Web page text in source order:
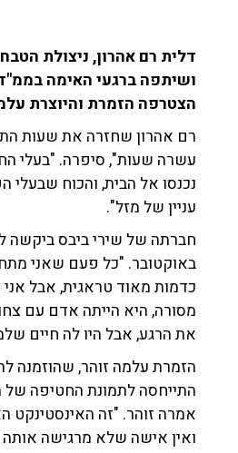
ושיתפה ברגעי האימה
הצטרפה הזמרת והיוצרת
רם אהרון שחזרה את שעות
עשרה שעות", סיפרה. "בעלי
נכנסו אל הבית, והכוח
עניין של מזל".
חברתה של שירי ביבס ביקשה
באוקטובר. "כל פעם שאני
כדמות מאוד טראגית, אבל
מסורה, היא הייתה אדם עם
את הרגע, אבל היו לה חיים
הזמרת עלמה זוהר, שהוזמנה
התייחסה לתמונת החטיפה של
אמרה זוהר. "זה האינסטינקט
ואין אישה שלא מרגישה אותה